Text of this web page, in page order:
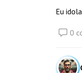
Eu
0